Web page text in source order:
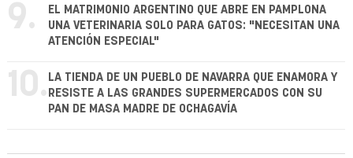
9.
EL MATRIMONIO ARGENTINO QUE ABRE EN PAMPLONA
UNA VETERINARIA SOLO PARA GATOS: "NECESITAN UNA
ATENCIÓN ESPECIAL"
10. LA TIENDA DE UN PUEBLO DE NAVARRA QUE ENAMORA Y
RESISTE A LAS GRANDES SUPERMERCADOS CON SU
PAN DE MASA MADRE DE OCHAGAVÍA